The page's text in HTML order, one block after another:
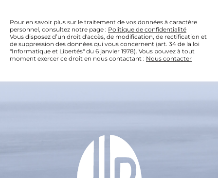
Garage
Semi-couvert
Sous-sol
Pour en savoir plus sur le traitement de vos données à caractère
personnel, consultez notre page : Politique de confidentialité
Vous disposez d’un droit d'accès, de modification, de rectification et
de suppression des données qui vous concernent (art. 34 de la loi
"Informatique et Libertés" du 6 janvier 1978). Vous pouvez à tout
moment exercer ce droit en nous contactant : Nous contacter